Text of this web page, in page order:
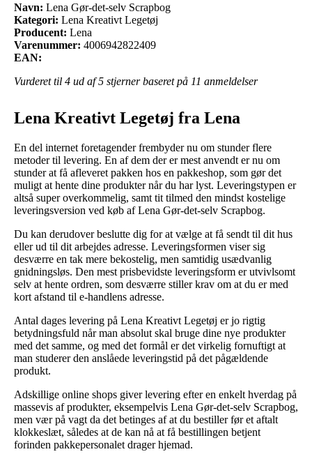
Navn: Lena Gør-det-selv Scrapbog
Kategori: Lena Kreativt Legetøj
Producent: Lena
Varenummer: 4006942822409
EAN:
Vurderet til 4 ud af 5 stjerner baseret på 11 anmeldelser
Lena Kreativt Legetøj fra Lena
En del internet foretagender frembyder nu om stunder flere
metoder til levering. En af dem der er mest anvendt er nu om
stunder at få afleveret pakken hos en pakkeshop, som gør det
muligt at hente dine produkter når du har lyst. Leveringstypen er
altså super overkommelig, samt tit tilmed den mindst kostelige
leveringsversion ved køb af Lena Gør-det-selv Scrapbog.
Du kan derudover beslutte dig for at vælge at få sendt til dit hus
eller ud til dit arbejdes adresse. Leveringsformen viser sig
desværre en tak mere bekostelig, men samtidig usædvanlig
gnidningsløs. Den mest prisbevidste leveringsform er utvivlsomt
selv at hente ordren, som desværre stiller krav om at du er med
kort afstand til e-handlens adresse.
Antal dages levering på Lena Kreativt Legetøj er jo rigtig
betydningsfuld når man absolut skal bruge dine nye produkter
med det samme, og med det formål er det virkelig fornuftigt at
man studerer den anslåede leveringstid på det pågældende
produkt.
Adskillige online shops giver levering efter en enkelt hverdag på
massevis af produkter, eksempelvis Lena Gør-det-selv Scrapbog,
men vær på vagt da det betinges af at du bestiller før et aftalt
klokkeslæt, således at de kan nå at få bestillingen betjent
forinden pakkepersonalet drager hjemad.